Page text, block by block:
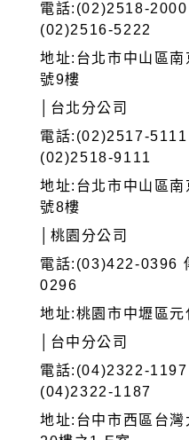
電話:(02)2518-2000
(02)2516-5222
地址:台北市中山區
號9樓
│台北分公司
電話:(02)2517-5111
(02)2518-9111
地址:台北市中山區
號8樓
│桃園分公司
電話:(03)422-0396
0296
地址:桃園市中壢區
│台中分公司
電話:(04)2322-1197
(04)2322-1187
地址:台中市西區台